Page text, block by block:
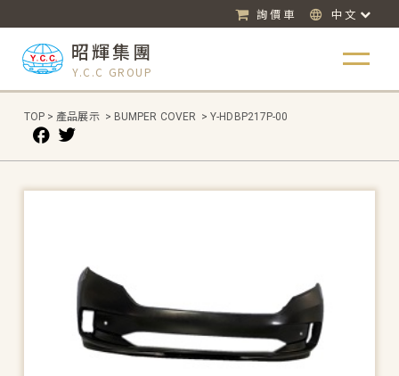
詢價車 中文
昭輝集團
Y.C.C GROUP
TOP > 產品展示 > BUMPER COVER > Y-HDBP217P-00